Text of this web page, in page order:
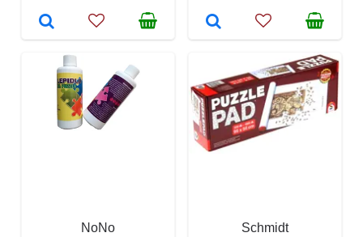
NoNo Schmidt